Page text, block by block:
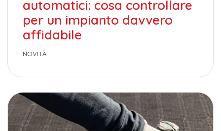
automatici: cosa controllare
per un impianto davvero
affidabile
NOVITÀ